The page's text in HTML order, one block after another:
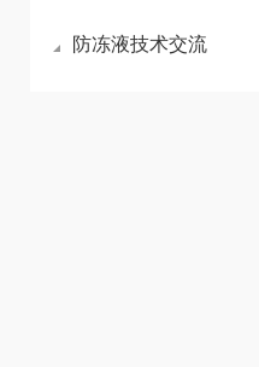
防冻液技术交流